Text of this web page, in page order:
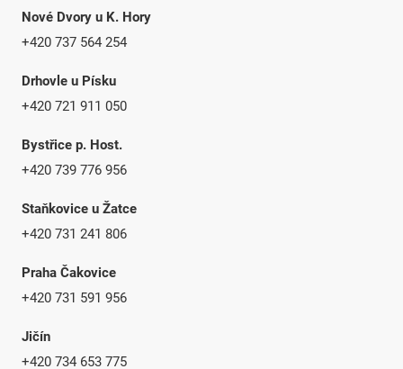
Nové Dvory u K. Hory
+420 737 564 254
Drhovle u Písku
+420 721 911 050
Bystřice p. Host.
+420 739 776 956
Staňkovice u Žatce
+420 731 241 806
Praha Čakovice
+420 731 591 956
Jičín
+420 734 653 775